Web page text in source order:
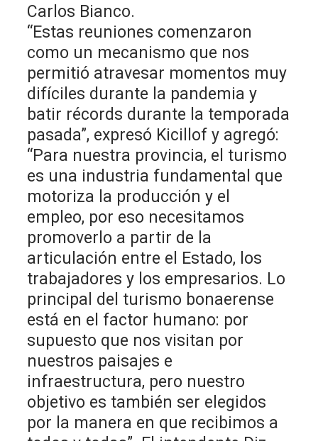
Carlos Bianco.
“Estas reuniones comenzaron
como un mecanismo que nos
permitió atravesar momentos muy
difíciles durante la pandemia y
batir récords durante la temporada
pasada”, expresó Kicillof y agregó:
“Para nuestra provincia, el turismo
es una industria fundamental que
motoriza la producción y el
empleo, por eso necesitamos
promoverlo a partir de la
articulación entre el Estado, los
trabajadores y los empresarios. Lo
principal del turismo bonaerense
está en el factor humano: por
supuesto que nos visitan por
nuestros paisajes e
infraestructura, pero nuestro
objetivo es también ser elegidos
por la manera en que recibimos a